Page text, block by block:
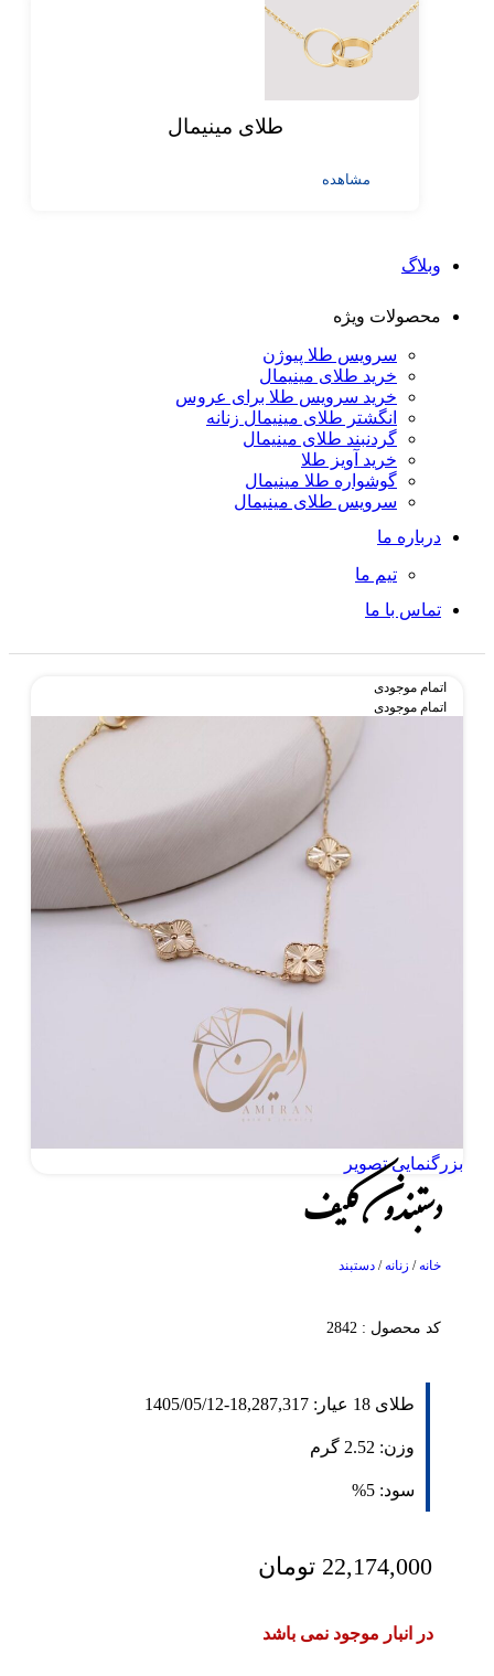
طلای مینیمال
مشاهده
وبلاگ
محصولات ویژه
سرویس طلا پیوژن
خرید طلای مینیمال
خرید سرویس طلا برای عروس
انگشتر طلای مینیمال زنانه
گردنبند طلای مینیمال
خرید آویز طلا
گوشواره طلا مینیمال
سرویس طلای مینیمال
درباره ما
تیم ما
تماس با ما
اتمام موجودی
اتمام موجودی
بزرگنمایی تصویر
دستبند ون کلیف
خانه/ زنانه/ دستبند
کد محصول : 2842
طلای 18 عیار: 18,287,317
-
1405/05/12
وزن: 2.52 گرم
سود: 5%
22,174,000 تومان
در انبار موجود نمی باشد